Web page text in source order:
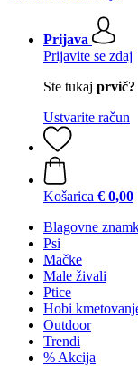
Prijava
Prijavite se zdaj
Ste tukaj prvič?
Ustvarite račun
Košarica € 0,00
Blagovne
Psi
Mačke
Male živali
Ptice
Hobi
Outdoor
Trendi
% Akcija